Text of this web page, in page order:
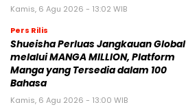
Kamis, 6 Agu 2026 - 13:02 WIB
Pers Rilis
Shueisha Perluas Jangkauan Global
melalui MANGA MILLION, Platform
Manga yang Tersedia dalam 100
Bahasa
Kamis, 6 Agu 2026 - 13:00 WIB